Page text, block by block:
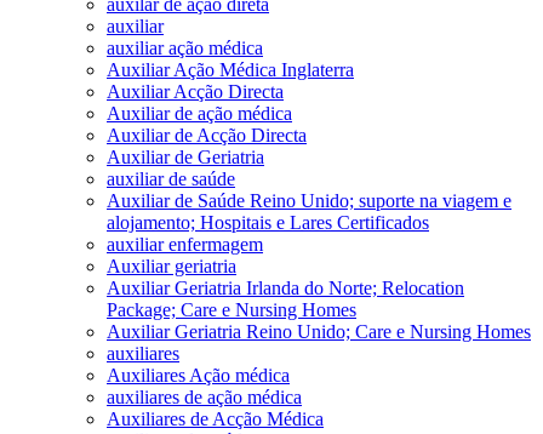
auxiliar
auxiliar ação médica
Auxiliar Ação Médica Inglaterra
Auxiliar Acção Directa
Auxiliar de ação médica
Auxiliar de Acção Directa
Auxiliar de Geriatria
auxiliar de saúde
Auxiliar de Saúde Reino Unido; suporte na viagem e
alojamento; Hospitais e Lares Certificados
auxiliar enfermagem
Auxiliar geriatria
Auxiliar Geriatria Irlanda do Norte; Relocation
Package; Care e Nursing Homes
Auxiliar Geriatria Reino Unido; Care e Nursing Homes
auxiliares
Auxiliares Ação médica
auxiliares de ação médica
Auxiliares de Acção Médica